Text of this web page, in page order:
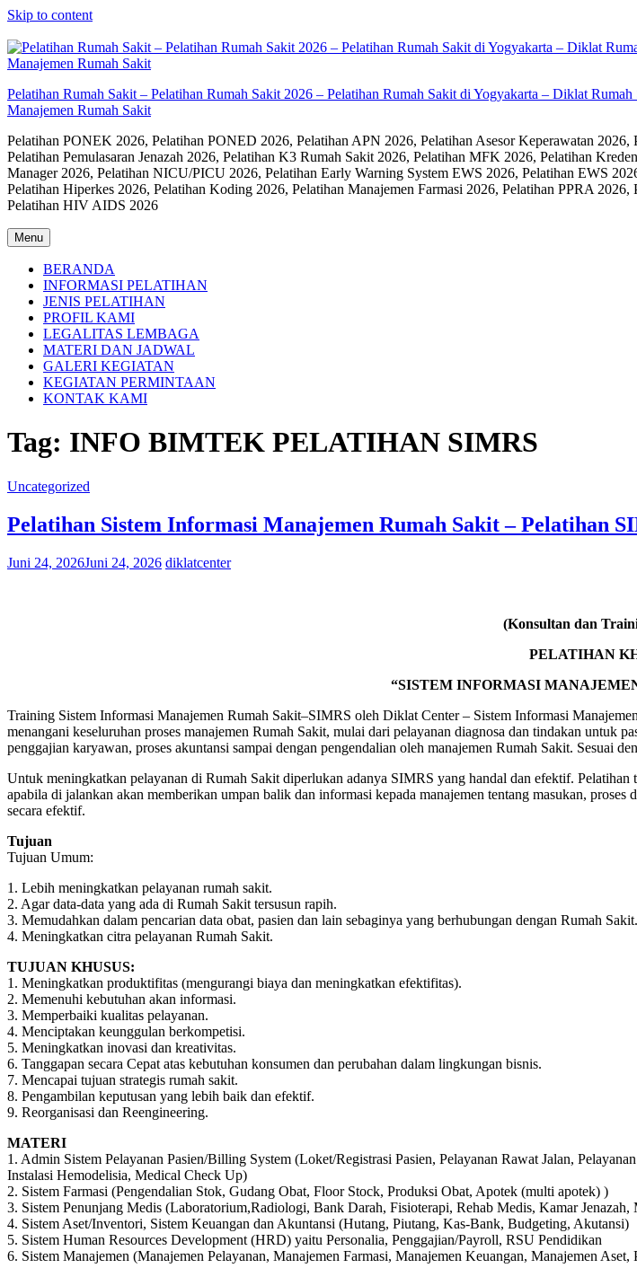
Skip to content
Pelatihan Rumah Sakit – Pelatihan Rumah Sakit 2026 – Pelatihan Rumah Sakit di Yogyakarta – Diklat
Manajemen Rumah Sakit
Pelatihan PONEK 2026, Pelatihan PONED 2026, Pelatihan APN 2026, Pelatihan Asesor Keperawatan
Pelatihan Pemulasaran Jenazah 2026, Pelatihan K3 Rumah Sakit 2026, Pelatihan MFK 2026, Pelatihan
Manager 2026, Pelatihan NICU/PICU 2026, Pelatihan Early Warning System EWS 2026, Pelatihan EWS
Pelatihan Hiperkes 2026, Pelatihan Koding 2026, Pelatihan Manajemen Farmasi 2026, Pelatihan PPRA
Pelatihan HIV AIDS 2026
Menu
BERANDA
INFORMASI PELATIHAN
JENIS PELATIHAN
PROFIL KAMI
LEGALITAS LEMBAGA
MATERI DAN JADWAL
GALERI KEGIATAN
KEGIATAN PERMINTAAN
KONTAK KAMI
Tag: INFO BIMTEK PELATIHAN SIMRS
Uncategorized
Pelatihan Sistem Informasi Manajemen Rumah Sakit – Pelatihan
Juni 24, 2026Juni 24, 2026 diklatcenter
(Konsultan dan
PELATIHAN
“SISTEM INFORMASI
Training Sistem Informasi Manajemen Rumah Sakit–SIMRS oleh Diklat Center – Sistem Informasi
menangani keseluruhan proses manajemen Rumah Sakit, mulai dari pelayanan diagnosa dan tindakan untuk
penggajian karyawan, proses akuntansi sampai dengan pengendalian oleh manajemen Rumah Sakit. Sesuai
Untuk meningkatkan pelayanan di Rumah Sakit diperlukan adanya SIMRS yang handal dan efektif.
apabila di jalankan akan memberikan umpan balik dan informasi kepada manajemen tentang masukan,
secara efektif.
Tujuan
Tujuan Umum:
1. Lebih meningkatkan pelayanan rumah sakit.
2. Agar data-data yang ada di Rumah Sakit tersusun rapih.
3. Memudahkan dalam pencarian data obat, pasien dan lain sebaginya yang berhubungan dengan Rumah Sakit.
4. Meningkatkan citra pelayanan Rumah Sakit.
TUJUAN KHUSUS:
1. Meningkatkan produktifitas (mengurangi biaya dan meningkatkan efektifitas).
2. Memenuhi kebutuhan akan informasi.
3. Memperbaiki kualitas pelayanan.
4. Menciptakan keunggulan berkompetisi.
5. Meningkatkan inovasi dan kreativitas.
6. Tanggapan secara Cepat atas kebutuhan konsumen dan perubahan dalam lingkungan bisnis.
7. Mencapai tujuan strategis rumah sakit.
8. Pengambilan keputusan yang lebih baik dan efektif.
9. Reorganisasi dan Reengineering.
MATERI
1. Admin Sistem Pelayanan Pasien/Billing System (Loket/Registrasi Pasien, Pelayanan Rawat Jalan,
Instalasi Hemodelisia, Medical Check Up)
2. Sistem Farmasi (Pengendalian Stok, Gudang Obat, Floor Stock, Produksi Obat, Apotek (multi apotek) )
3. Sistem Penunjang Medis (Laboratorium,Radiologi, Bank Darah, Fisioterapi, Rehab Medis, Kamar
4. Sistem Aset/Inventori, Sistem Keuangan dan Akuntansi (Hutang, Piutang, Kas-Bank, Budgeting, Akutansi)
5. Sistem Human Resources Development (HRD) yaitu Personalia, Penggajian/Payroll, RSU Pendidikan
6. Sistem Manajemen (Manajemen Pelayanan, Manajemen Farmasi, Manajemen Keuangan, Manajemen Aset,